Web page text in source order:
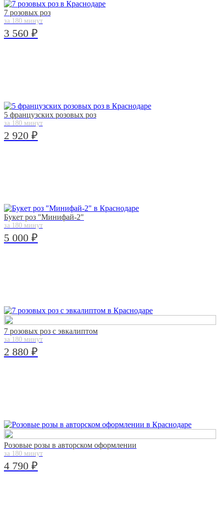
7 розовых роз
за 180 минут
3 560 ₽
5 французских розовых роз
за 180 минут
2 920 ₽
Букет роз "Минифай-2"
за 180 минут
5 000 ₽
7 розовых роз с эвкалиптом
за 180 минут
2 880 ₽
Розовые розы в авторском оформлении
за 180 минут
4 790 ₽